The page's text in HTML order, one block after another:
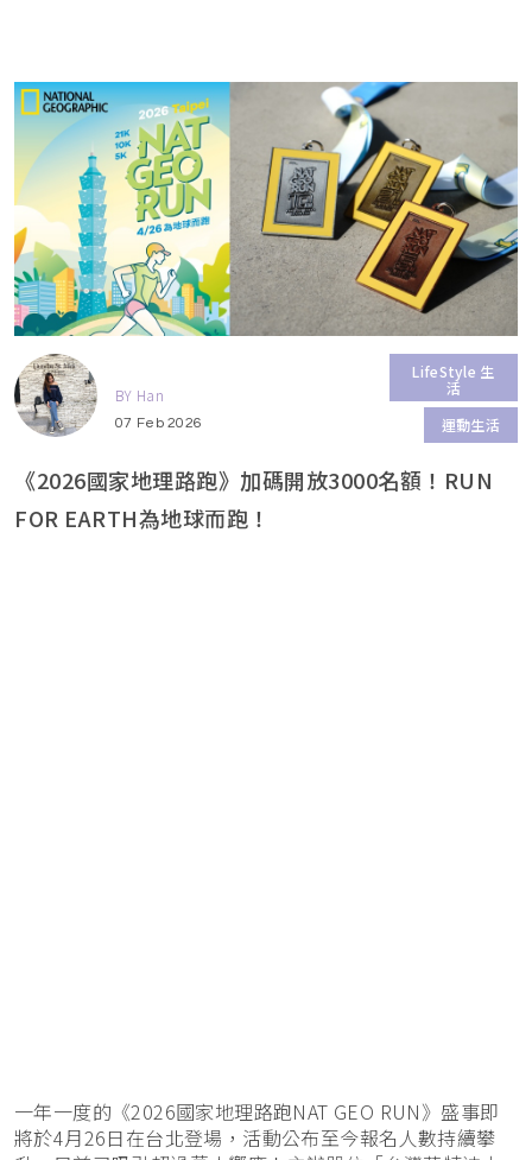
LifeStyle 生
活
運動生活
BY Han
07 Feb 2026
《2026國家地理路跑》加碼開放3000名額！RUN
FOR EARTH為地球而跑！
一年一度的《2026國家地理路跑NAT GEO RUN》盛事即
將於4月26日在台北登場，活動公布至今報名人數持續攀